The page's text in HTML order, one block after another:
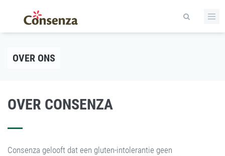
OVER ONS
OVER CONSENZA
Consenza gelooft dat een gluten-intolerantie geen